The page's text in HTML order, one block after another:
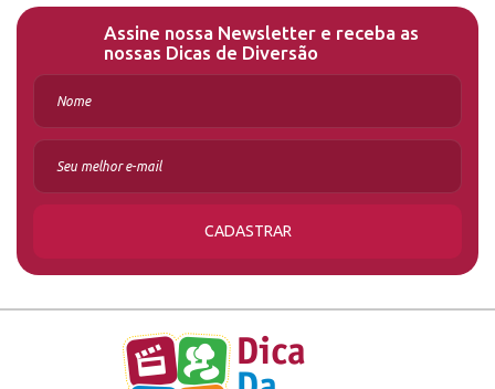
Assine nossa Newsletter e receba as
nossas Dicas de Diversão
CADASTRAR